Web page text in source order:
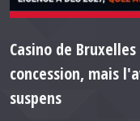
Casino de
concession, mais
suspens